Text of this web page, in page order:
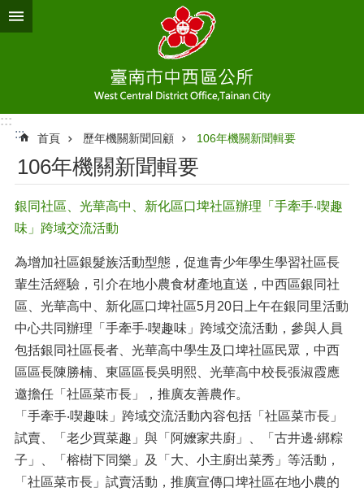
跳到主要內容區塊
:::
:::
首頁 歷年機關新聞回顧 106年機關新聞輯要
106年機關新聞輯要
銀同社區、光華高中、新化區口埤社區辦理「手牽手‧喫趣
味」跨域交流活動
為增加社區銀髮族活動型態，促進青少年學生學習社區長
輩生活經驗，引介在地小農食材產地直送，中西區銀同社
區、光華高中、新化區口埤社區5月20日上午在銀同里活動
中心共同辦理「手牽手‧喫趣味」跨域交流活動，參與人員
包括銀同社區長者、光華高中學生及口埤社區民眾，中西
區區長陳勝楠、東區區長吳明熙、光華高中校長張淑霞應
邀擔任「社區菜市長」，推廣友善農作。
「手牽手‧喫趣味」跨域交流活動內容包括「社區菜市長」
試賣、「老少買菜趣」與「阿嬤家共廚」、「古井邊‧綁粽
子」、「榕樹下同樂」及「大、小主廚出菜秀」等活動，
「社區菜市長」試賣活動，推廣宣傳口埤社區在地小農的